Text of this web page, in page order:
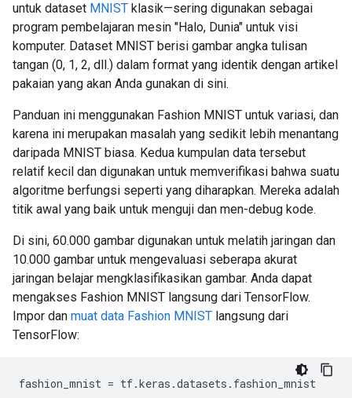
untuk dataset MNIST klasik—sering digunakan sebagai
program pembelajaran mesin "Halo, Dunia" untuk visi
komputer. Dataset MNIST berisi gambar angka tulisan
tangan (0, 1, 2, dll.) dalam format yang identik dengan artikel
pakaian yang akan Anda gunakan di sini.
Panduan ini menggunakan Fashion MNIST untuk variasi, dan
karena ini merupakan masalah yang sedikit lebih menantang
daripada MNIST biasa. Kedua kumpulan data tersebut
relatif kecil dan digunakan untuk memverifikasi bahwa suatu
algoritme berfungsi seperti yang diharapkan. Mereka adalah
titik awal yang baik untuk menguji dan men-debug kode.
Di sini, 60.000 gambar digunakan untuk melatih jaringan dan
10.000 gambar untuk mengevaluasi seberapa akurat
jaringan belajar mengklasifikasikan gambar. Anda dapat
mengakses Fashion MNIST langsung dari TensorFlow.
Impor dan muat data Fashion MNIST langsung dari
TensorFlow:
fashion_mnist = tf.keras .datasets . fashion_mnist